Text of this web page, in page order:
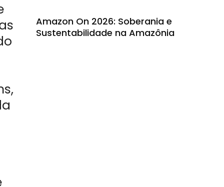
Amazon On 2026: Soberania e
Sustentabilidade na Amazônia